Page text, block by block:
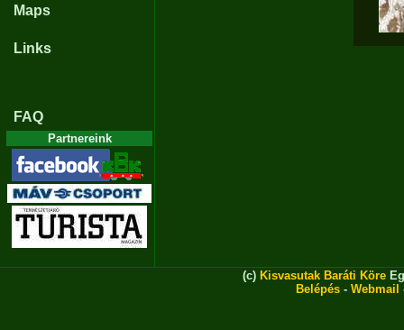
Maps
Links
FAQ
Partnereink
(c) Kisvasutak Baráti Köre
Belépés - Webmail